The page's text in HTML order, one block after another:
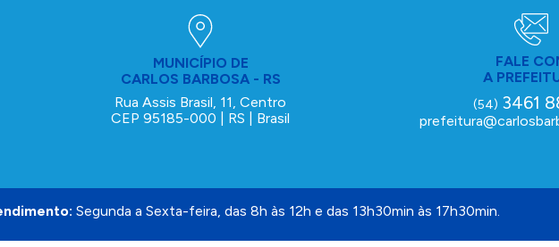
MUNICÍPIO DE
CARLOS BARBOSA - RS
Rua Assis Brasil, 11, Centro
CEP 95185-000 | RS | Brasil
FALE
A
(54) 3461
Segunda a Sexta-feira, das 8h às 12h e das 13h30min às 17h30min.